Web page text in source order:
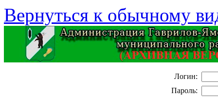
Вернуться к обычному
Логин:
Пароль: